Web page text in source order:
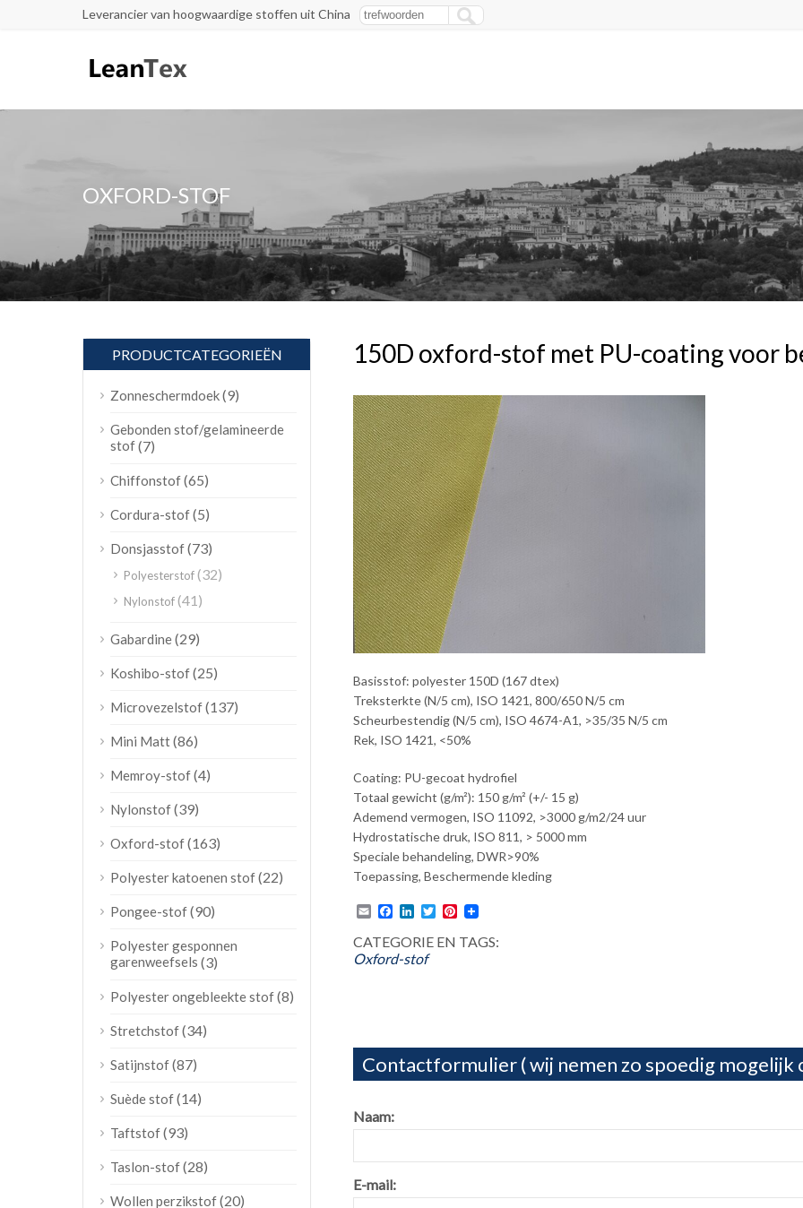
Leverancier van hoogwaardige stoffen uit China
OXFORD-STOF
150D oxford-stof met PU-coating voor
Basisstof: polyester 150D (167 dtex)
Treksterkte (N/5 cm), ISO 1421, 800/650 N/5 cm
Scheurbestendig (N/5 cm), ISO 4674-A1, >35/35 N/5 cm
Rek, ISO 1421, <50%
Coating: PU-gecoat hydrofiel
Totaal gewicht (g/m²): 150 g/m² (+/- 15 g)
Ademend vermogen, ISO 11092, >3000 g/m2/24 uur
Hydrostatische druk, ISO 811, > 5000 mm
Speciale behandeling, DWR>90%
Toepassing, Beschermende kleding
EmailFacebook
LinkedIn
TwitterPinterest
CATEGORIE EN TAGS:
Oxford-stof
Contactformulier ( wij nemen zo spoedig mogelijk
Naam:
E-mail:
PRODUCTCATEGORIEËN
Zonneschermdoek(9)
Gebonden stof/gelamineerde
stof(7)
Chiffonstof(65)
Cordura-stof(5)
Donsjasstof(73)
Polyesterstof(32)
Nylonstof(41)
Gabardine(29)
Koshibo-stof(25)
Microvezelstof(137)
Mini Matt(86)
Memroy-stof(4)
Nylonstof(39)
Oxford-stof(163)
Polyester katoenen stof(22)
Pongee-stof(90)
Polyester gesponnen
garenweefsels (3)
Polyester ongebleekte stof(8)
Stretchstof(34)
Satijnstof(87)
Suède stof(14)
Taftstof(93)
Taslon-stof(28)
Wollen perzikstof(20)